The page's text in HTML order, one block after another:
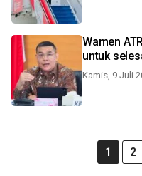
Wamen
untuk
Kamis, 9 Juli
1 2